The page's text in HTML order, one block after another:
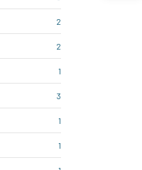
2
2
1
3
1
1